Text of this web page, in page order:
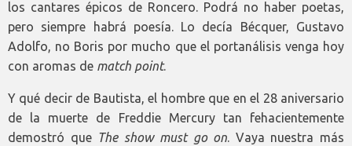
los cantares épicos de Roncero. Podrá no haber poetas,
pero siempre habrá poesía. Lo decía Bécquer, Gustavo
Adolfo, no Boris por mucho que el portanálisis venga hoy
con aromas de match point.
Y qué decir de Bautista, el hombre que en el 28 aniversario
de la muerte de Freddie Mercury tan fehacientemente
demostró que The show must go on. Vaya nuestra más